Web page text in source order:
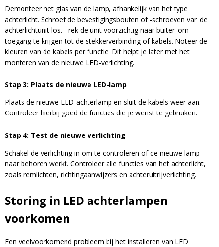
Demonteer het glas van de lamp, afhankelijk van het type
achterlicht. Schroef de bevestigingsbouten of -schroeven van de
achterlichtunit los. Trek de unit voorzichtig naar buiten om
toegang te krijgen tot de stekkerverbinding of kabels. Noteer de
kleuren van de kabels per functie. Dit helpt je later met het
monteren van de nieuwe LED-verlichting.
Stap 3: Plaats de nieuwe LED-lamp
Plaats de nieuwe LED-achterlamp en sluit de kabels weer aan.
Controleer hierbij goed de functies die je wenst te gebruiken.
Stap 4: Test de nieuwe verlichting
Schakel de verlichting in om te controleren of de nieuwe lamp
naar behoren werkt. Controleer alle functies van het achterlicht,
zoals remlichten, richtingaanwijzers en achteruitrijverlichting.
Storing in LED achterlampen
voorkomen
Een veelvoorkomend probleem bij het installeren van LED